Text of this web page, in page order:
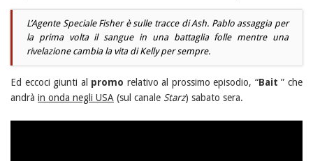
L’Agente Speciale Fisher è sulle tracce di Ash. Pablo assaggia per
la prima volta il sangue in una battaglia folle mentre una
rivelazione cambia la vita di Kelly per sempre.
Ed eccoci giunti al promo relativo al prossimo episodio, “Bait ” che
andrà in onda negli USA (sul canale Starz) sabato sera.